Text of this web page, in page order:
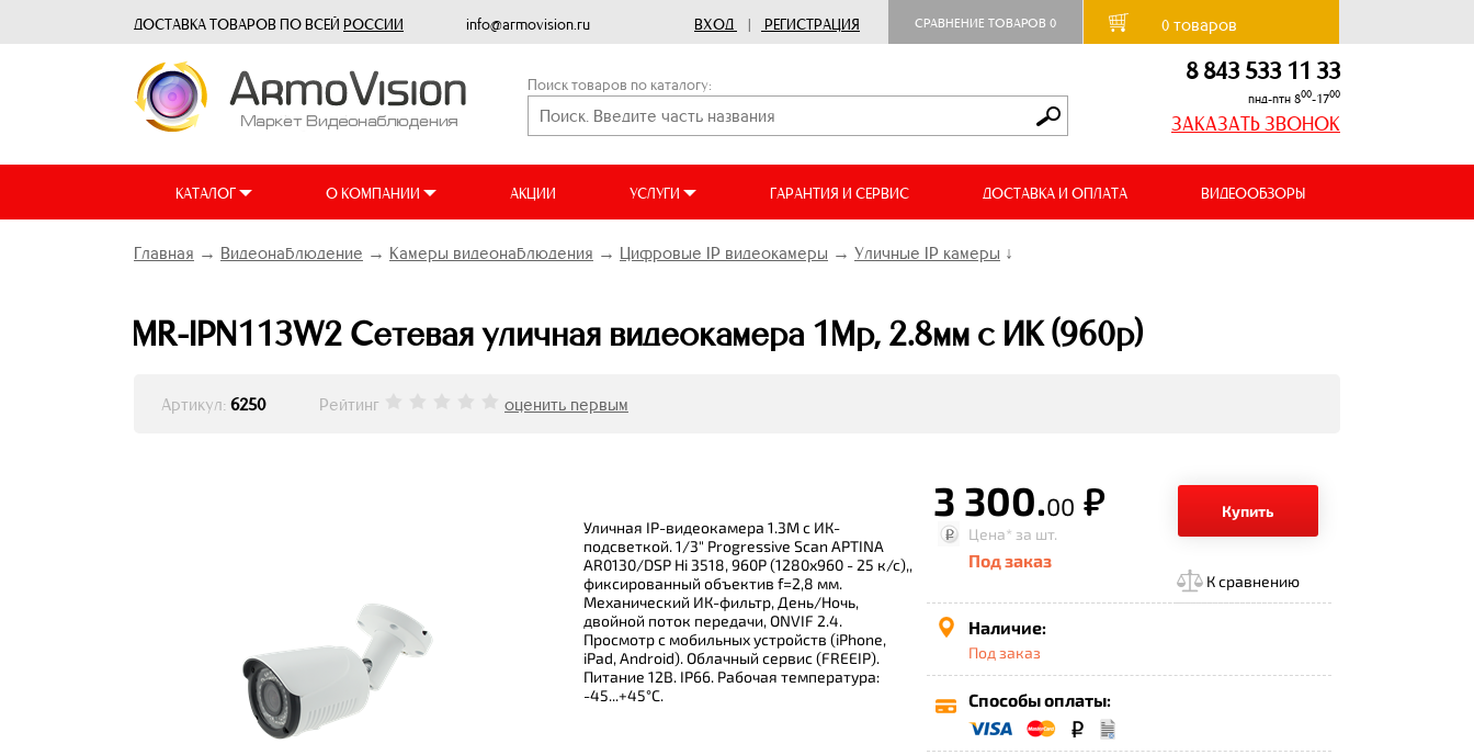
ДОСТАВКА ТОВАРОВ ПО ВСЕЙ РОССИИ info@armovision.ru ВХОД | РЕГИСТРАЦИЯ СРАВНЕНИЕ ТОВАРОВ 0 0товаров
Поиск товаров по каталогу: 8 843 533 11 33
пнд-птн 800-1700
ЗАКАЗАТЬ ЗВОНОК
КАТАЛОГ О КОМПАНИИ АКЦИИ УСЛУГИ ГАРАНТИЯ И СЕРВИС ДОСТАВКА И ОПЛАТА ВИДЕООБЗОРЫ
Главная → Видеонаблюдение → Камеры видеонаблюдения → Цифровые IP видеокамеры → Уличные IP камеры ↓
MR-IPN113W2 Сетевая уличная видеокамера 1Mp, 2.8мм с ИК (960p)
Артикул: 6250 Рейтинг оценить первым
Уличная IP-видеокамера 1.3M с ИК-
подсветкой. 1/3" Progressive Scan APTINA
AR0130/DSP Hi 3518, 960P (1280х960 - 25 к/с),,
фиксированный объектив f=2,8 мм.
Механический ИК-фильтр, День/Ночь,
двойной поток передачи, ONVIF 2.4.
Просмотр с мобильных устройств (iPhone,
iPad, Android). Облачный сервис (FREEIP).
Питание 12В. IP66. Рабочая температура:
-45...+45°С.
3 300.00 р.
Купить
Цена* за шт.
Под заказ
К сравнению
Наличие:
Под заказ
Способы оплаты: